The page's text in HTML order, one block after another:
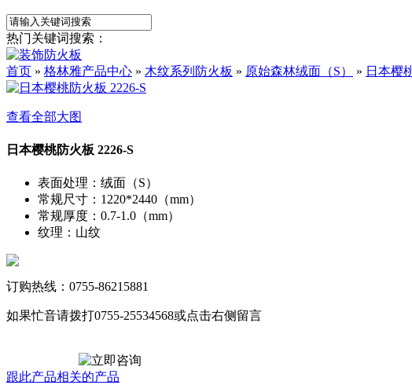
热门关键词搜索：
首页 » 格林雅产品中心 » 木纹系列防火板 » 原始森林绒面（S） » 日本樱
查看全部大图
日本樱桃防火板 2226-S
表面处理 ： 绒面（S）
常规尺寸 ： 1220*2440（mm）
常规厚度 ： 0.7-1.0（mm）
纹理 ： 山纹
订购热线：0755-86215881
如果忙音请拨打0755-25534568或点击右侧留言
跟此产品相关的产品